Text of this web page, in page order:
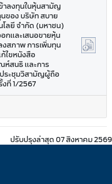
าลงทุนในหุ้นสามัญ
ของ บริษัท สบาย
โลยี จำกัด (มหาชน)
กและเสนอขายหุ้น
สภาพ การเพิ่มทุน
ไขหนังสือ
ห์สนธิ และการ
ระชุมวิสามัญผู้ถือ
ที่ 1/2567
ปรับปรุงล่าสุด 07 สิงหาคม 2569